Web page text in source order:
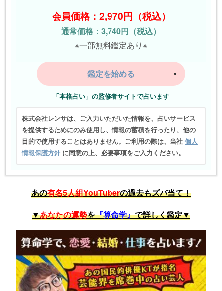
会員価格：2,970円（税込）
通常価格：3,740円（税込）
※一部無料鑑定あり※
鑑定を始める
「本格占い」の監修者サイトで占います
株式会社レンサは、ご入力いただいた情報を、占いサービス
を提供するためにのみ使用し、情報の蓄積を行ったり、他の
目的で使用することはありません。ご利用の際は、当社 個人
情報保護方針 に同意の上、必要事項をご入力ください。
あの有名5人組YouTuberの過去もズバ当て！
▼あなたの運勢を『算命学』で詳しく鑑定▼